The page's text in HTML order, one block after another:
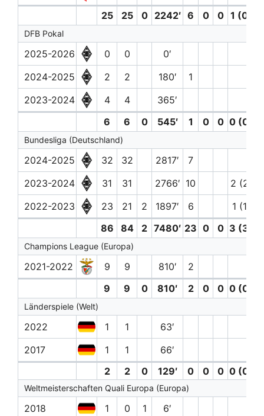
25
25 0 2242′ 6 0 0 1 (0)
DFB Pokal
2025-2026 0 0
0′
2024-2025
2 2 180′
1
2023-2024
4 4
365′
6
6 0 545′ 1 0 0 0 (0)
Bundesliga (Deutschland)
2024-2025 32 32 2817′ 7
2023-2024
31 31 2766′ 10 2 (2)
2022-2023
23 21 2 1897′ 6
1 (1)
86
84 2 7480′ 23 0 0 3 (3)
Champions League (Europa)
2021-2022 9 9 810′ 2
9
9 0 810′ 2 0 0 0 (0)
Länderspiele (Welt)
2022 1 1
63′
2017
1 1
66′
2
2 0 129′ 0 0 0 0 (0)
Weltmeisterschaften Quali Europa (Europa)
2018 1 0 1 6′